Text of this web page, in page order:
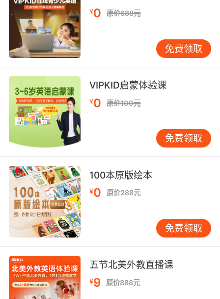
built detergent 复配洗涤剂;
new-built adj. 新建的;
built environment 建成环境;
purpose-built adj. 为特定目的建造的;专门建造
的;
built platform 堆积台地;
built up [机] 组合;
built terrace 冲积[淤积，波成]阶地;
built-in adj. 嵌入的;内置的;固有的; n. 嵌入式家
具;内置;
built ins 嵌入部件;
¥0 原价688元
免费领取
VIPKID启蒙体验课
¥0 原价100元
免费领取
100本原版绘本
¥0 原价288元
免费领取
五节北美外教直播课
¥9 原价888元